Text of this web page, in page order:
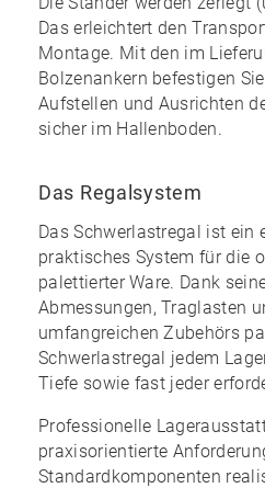
Das erleichtert den
Montage. Mit den im
Bolzenankern befestigen
Aufstellen und Ausrichten
sicher im Hallenboden.
Das Regalsystem
Das Schwerlastregal ist ein
praktisches System für die
palettierter Ware. Dank
Abmessungen, Traglasten
umfangreichen Zubehörs
Schwerlastregal jedem
Tiefe sowie fast jeder
Professionelle
praxisorientierte
Standardkomponenten